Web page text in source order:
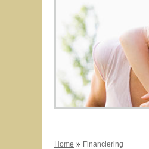
Home Financiering